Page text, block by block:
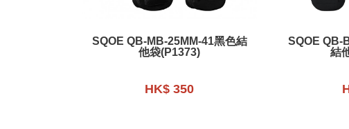
SQOE QB-MB-25MM-41黑色結
他袋(P1373)
HK$ 350
SQOE QB-
結